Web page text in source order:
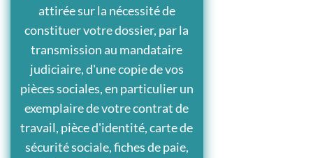
attirée sur la nécessité de
constituer votre dossier, par la
transmission au mandataire
judiciaire, d'une copie de vos
pièces sociales, en particulier un
exemplaire de votre contrat de
travail, pièce d'identité, carte de
sécurité sociale, fiches de paie,